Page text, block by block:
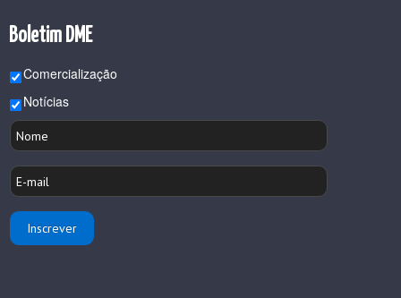
Boletim DME
Comercialização
Notícias